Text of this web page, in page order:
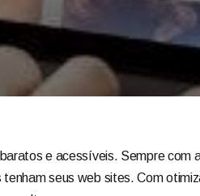
e acessíveis. Sempre com
seus web sites. Com